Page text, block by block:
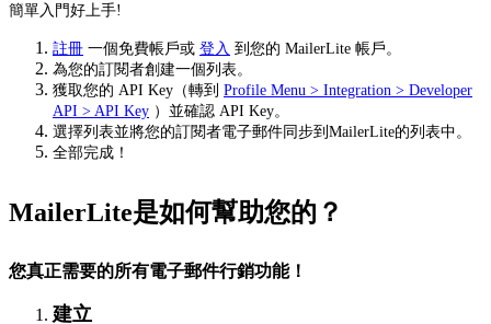
簡單入門好上手!
註冊 一個免費帳戶或 登入 到您的 MailerLite 帳戶。
為您的訂閱者創建一個列表。
獲取您的 API Key（轉到 Profile Menu > Integration > Developer
API > API Key ）並確認 API Key。
選擇列表並將您的訂閱者電子郵件同步到MailerLite的列表中。
全部完成！
MailerLite是如何幫助您的？
您真正需要的所有電子郵件行銷功能！
建立